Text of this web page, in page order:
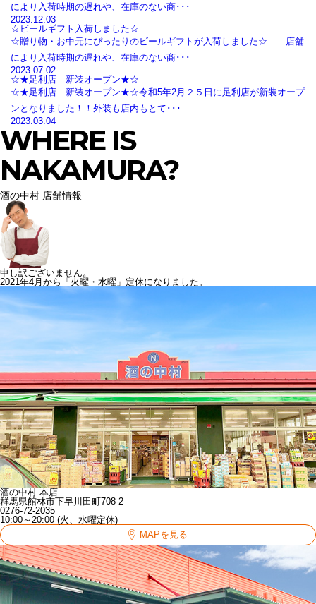
により入荷時期の遅れや、在庫のない商･･･
2023.12.03
☆ビールギフト入荷しました☆
☆贈り物・お中元にぴったりのビールギフトが入荷しました☆ 店舗
により入荷時期の遅れや、在庫のない商･･･
2023.07.02
☆★足利店 新装オープン★☆
☆★足利店 新装オープン★☆令和5年2月２５日に足利店が新装オープ
ンとなりました！！外装も店内もとて･･･
2023.03.04
WHERE IS
NAKAMURA?
酒の中村 店舗情報
申し訳ございません。
2021年4月から「火曜・水曜」定休になりました。
酒の中村 本店
群馬県館林市下早川田町708-2
0276-72-2035
10:00～20:00 (火、水曜定休)
MAPを見る